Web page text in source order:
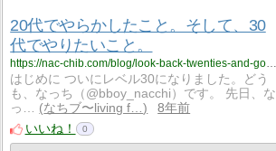
20代でやらかしたこと。そして、30
代でやりたいこと。
はじめに ついにレベル30になりました。どう
も、なっち（@bboy_nacchi）です。 先日、な
っ…
なちブ〜living f…
8年前
いいね！
0